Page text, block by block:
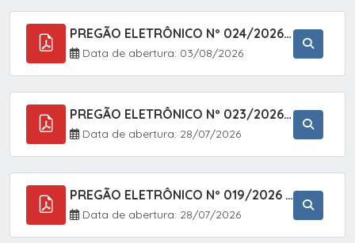
PREGÃO ELETRÔNICO Nº 024/2026 - AQUISIÇÃO DE GÁS MEDICINAL TIPO OXIGÊNIO (1,00 M3, 3,00 M3 E 10,00 M3), EM ATENDIMENTO À SECRETARIA MUNICIPAL DE SAÚDE, ATRAVÉS DO SISTEMA DE REGISTRO DE PREÇOS (SRP)
Data de abertura: 03/08/2026
PREGÃO ELETRÔNICO Nº 023/2026 - AQUISIÇÃO DE ENXOVAL INFANTIL, EM ATENDIMENTO À SECRETARIA MUNICIPAL DE EDUCAÇÃO, ATRAVÉS DO SISTEMA DE REGISTRO DE PREÇOS (SRP).
Data de abertura: 28/07/2026
PREGÃO ELETRÔNICO Nº 019/2026 - CONTRATAÇÃO DE EMPRESA ESPECIALIZADA PARA A PRESTAÇÃO DE SERVIÇOS VETERINÁRIOS CLÍNICOS E CIRÚRGICOS, COM FOCO EM AÇÕES DE SAÚDE PÚBLICA, BEM-ESTAR ANIMAL E CONTROLE POPULACIONAL ÉTICO DE CÃES E GATOS, EM ATENDIMENTO À
Data de abertura: 28/07/2026